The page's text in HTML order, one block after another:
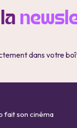
dans votre
fait son cinéma